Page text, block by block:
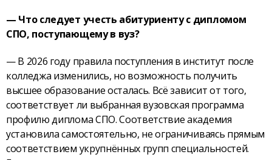
— Что следует учесть абитуриенту с дипломом
СПО, поступающему в вуз?
— В 2026 году правила поступления в институт после
колледжа изменились, но возможность получить
высшее образование осталась. Всё зависит от того,
соответствует ли выбранная вузовская программа
профилю диплома СПО. Соответствие академия
установила самостоятельно, не ограничиваясь прямым
соответствием укрупнённых групп специальностей.